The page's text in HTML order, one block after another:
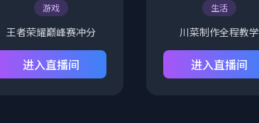
游戏
王者荣耀巅峰赛冲分
进入直播间
生活
川菜制作全程教学
进入直播间